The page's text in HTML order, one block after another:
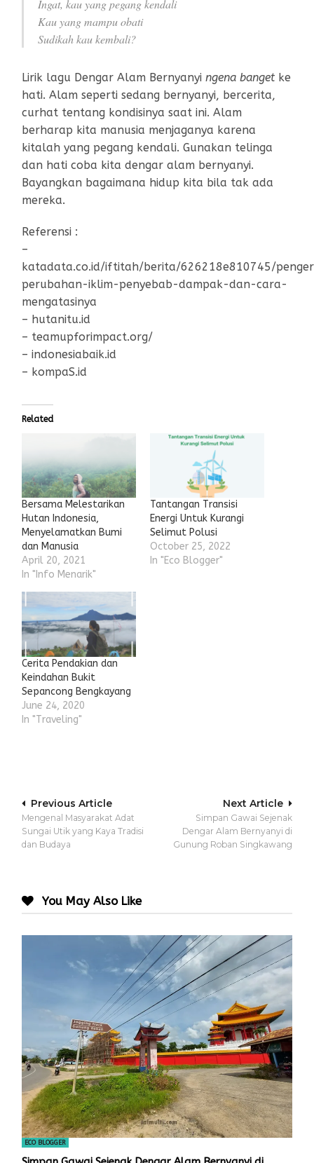
Ingat, kau yang pegang kendali
Kau yang mampu obati
Sudikah kau kembali?
Lirik lagu Dengar Alam Bernyanyingena banget ke
hati. Alam seperti sedang bernyanyi, bercerita,
curhat tentang kondisinya saat ini. Alam
berharap kita manusia menjaganya karena
kitalah yang pegang kendali. Gunakan telinga
dan hati coba kita dengar alam bernyanyi.
Bayangkan bagaimana hidup kita bila tak ada
mereka.
Referensi :
–
katadata.co.id/iftitah/berita/626218e810745/
perubahan-iklim-penyebab-dampak-dan-cara-
mengatasinya
– hutanitu.id
– teamupforimpact.org/
– indonesiabaik.id
– kompaS.id
Related
Bersama Melestarikan
Hutan Indonesia,
Menyelamatkan Bumi
dan Manusia
April 20, 2021
In "Info Menarik"
Tantangan Transisi
Energi Untuk Kurangi
Selimut Polusi
October 25, 2022
In "Eco Blogger"
Cerita Pendakian dan
Keindahan Bukit
Sepancong Bengkayang
June 24, 2020
In "Traveling"
Post
navigation
Next Article
Simpan Gawai Sejenak
Dengar Alam Bernyanyi di
Gunung Roban Singkawang
Previous Article
Mengenal Masyarakat Adat
Sungai Utik yang Kaya Tradisi
dan Budaya
You May Also Like
ECO BLOGGER